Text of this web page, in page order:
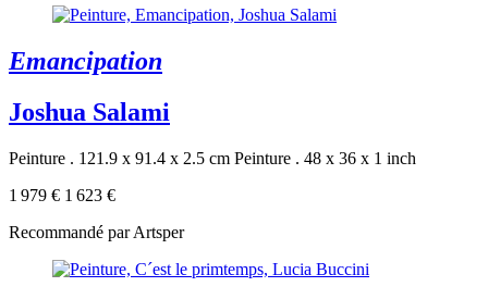
Emancipation
Joshua Salami
Peinture . 121.9 x 91.4 x 2.5 cm Peinture . 48 x 36 x 1 inch
1 979 € 1 623 €
Recommandé par Artsper